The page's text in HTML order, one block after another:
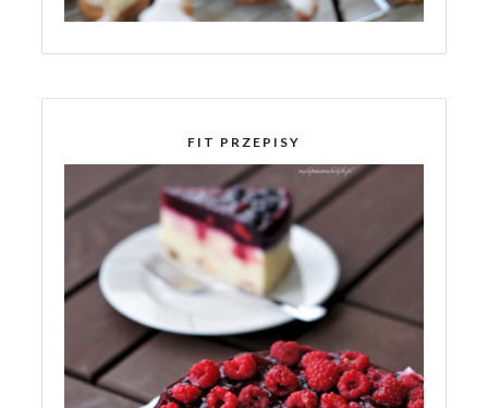
FIT PRZEPISY